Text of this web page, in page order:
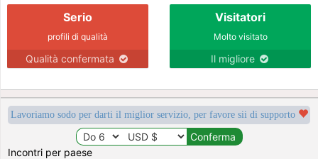
Serio
profili di qualità
Qualità confermata
Visitatori
Molto visitato
Il migliore
Lavoriamo sodo per darti il miglior servizio, per favore sii di supporto
Incontri per paese